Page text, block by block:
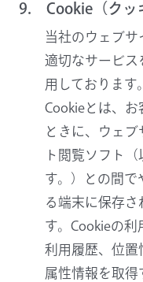
9. Cookie（クッ
当社のウェブサ
適切なサービス
用しております。
Cookieとは、
ときに、ウェ
ト閲覧ソフト
す。）との間で
る端末に保存
す。Cookieの利
利用履歴、位置
属性情報を取得